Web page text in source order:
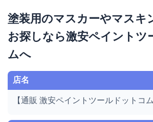
塗装用のマスカーやマスキ
お探しなら激安ペイントツ
ムへ
店名
【通販 激安ペイントツールドットコム